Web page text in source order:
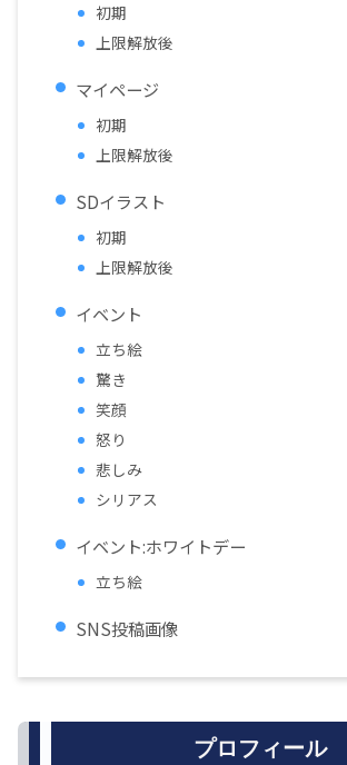
初期
上限解放後
マイページ
初期
上限解放後
SDイラスト
初期
上限解放後
イベント
立ち絵
驚き
笑顔
怒り
悲しみ
シリアス
イベント:ホワイトデー
立ち絵
SNS投稿画像
プロフィール